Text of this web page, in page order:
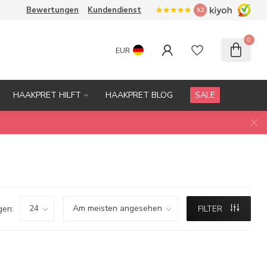
Bewertungen Kundendienst 9.2
EUR
0
HAAKPRET HILFT HAAKPRET BLOG SALE
FILTER